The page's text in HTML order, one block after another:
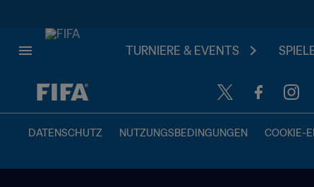
TURNIERE & EVENTS
OFFEN – OFFEN
DATENSCHUTZ NUTZUNGSBEDINGUNGEN COOKIE-